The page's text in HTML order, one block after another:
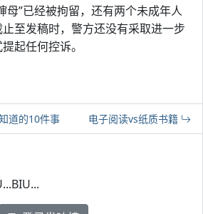
母”已经被拘留，还有两个未成年人
至发稿时，警方还没有采取进一步
起任何控诉。
道的10件事 电子阅读vs纸质书籍